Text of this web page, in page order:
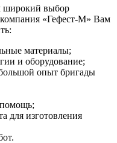
широкий выбор
«Гефест-М» Вам
материалы;
и оборудование;
опыт бригады
для изготовления